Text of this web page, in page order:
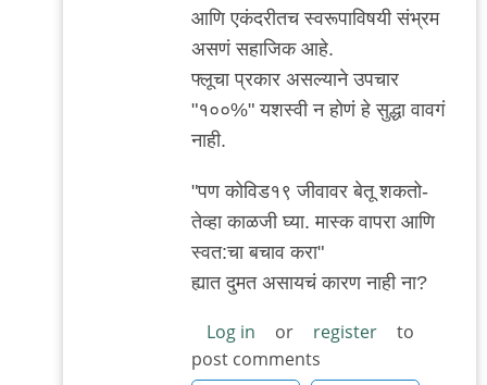
सामान्य
काय
गैरसमज
पसरविणार
by
Rajesh188
आणि एकंदरीतच स्वरूपाविषयी संभ्रम
असणं सहाजिक आहे.
फ्लूचा प्रकार असल्याने उपचार
"१००%" यशस्वी न होणं हे सुद्धा वावगं
नाही.
"पण कोविड१९ जीवावर बेतू शकतो-
तेव्हा काळजी घ्या. मास्क वापरा आणि
स्वत:चा बचाव करा"
ह्यात दुमत असायचं कारण नाही ना?
Log in or register
to
post comments